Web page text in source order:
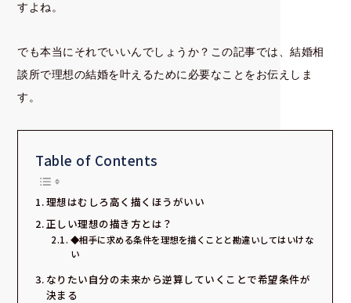
すよね。
でも本当にそれでいいんでしょうか？この記事では、結婚相
談所で理想の結婚を叶えるために必要なことをお伝えしま
す。
Table of Contents
理想はむしろ高く描くほうがいい
正しい理想の描き方とは？
◆相手に求める条件を理想を描くことと勘違いしてはいけな
い
なりたい自分の未来から逆算していくことで希望条件が
決まる